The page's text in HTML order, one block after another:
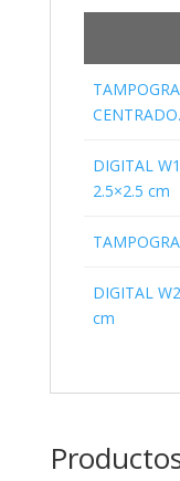
DIGITAL
2.5×2.5 cm
DIGITAL
cm